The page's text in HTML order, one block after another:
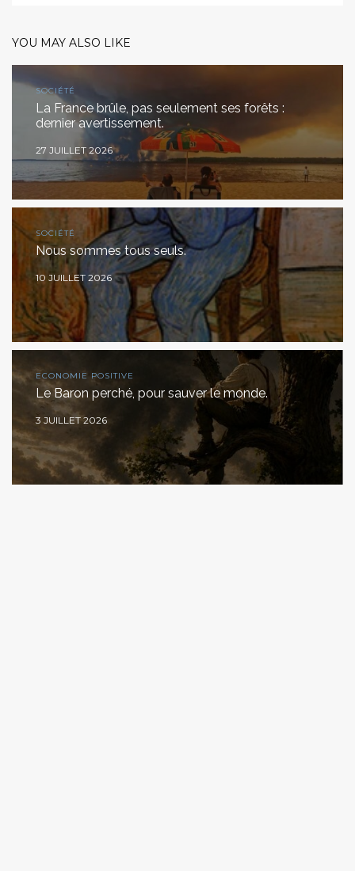
YOU MAY ALSO LIKE
SOCIÉTÉ
La France brûle, pas seulement ses forêts :
dernier avertissement.
27 JUILLET 2026
SOCIÉTÉ
Nous sommes tous seuls.
10 JUILLET 2026
ECONOMIE POSITIVE
Le Baron perché, pour sauver le monde.
3 JUILLET 2026